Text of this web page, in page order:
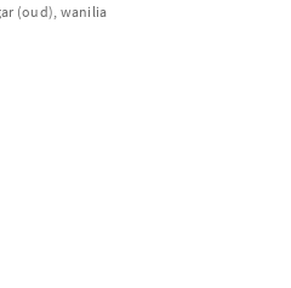
(oud), wanilia